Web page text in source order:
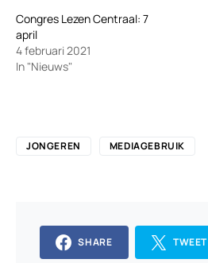
Congres Lezen Centraal: 7
april
4 februari 2021
In "Nieuws"
JONGEREN MEDIAGEBRUIK
SHARE TWEET